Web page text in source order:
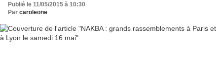
Publié le 11/05/2015 à 10:30
Par caroleone